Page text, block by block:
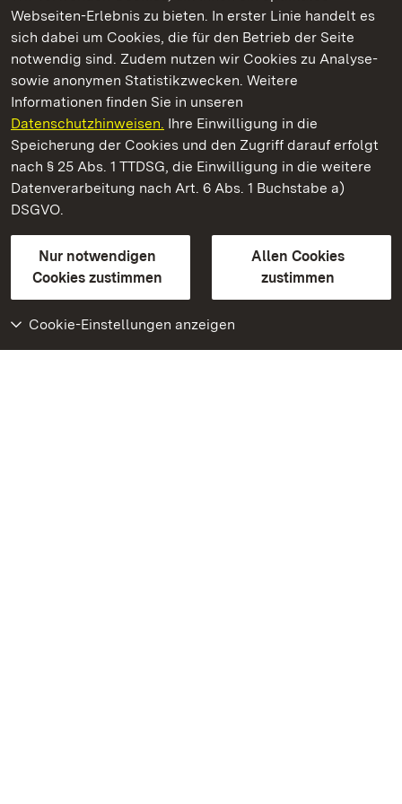
Webseiten-Erlebnis zu bieten. In erster Linie handelt es
sich dabei um Cookies, die für den Betrieb der Seite
notwendig sind. Zudem nutzen wir Cookies zu Analyse-
sowie anonymen Statistikzwecken. Weitere
Informationen finden Sie in unseren
Datenschutzhinweisen. Ihre Einwilligung in die
Speicherung der Cookies und den Zugriff darauf erfolgt
nach § 25 Abs. 1 TTDSG, die Einwilligung in die weitere
Datenverarbeitung nach Art. 6 Abs. 1 Buchstabe a)
DSGVO.
Nur notwendigen
Cookies zustimmen
Allen Cookies
zustimmen
Cookie-Einstellungen anzeigen
Kommen. Staunen. Genießen.
Staatliche Schlösser und Gärten Baden‑Württemberg
Staatliche Schlösser und Gärten Baden-Württemberg
Kontakt
GebärdenspracheLeichte Sprache
Erklärung zur Barrierefreiheit
BITV-konform (geprüfte Seiten)
Weiteres